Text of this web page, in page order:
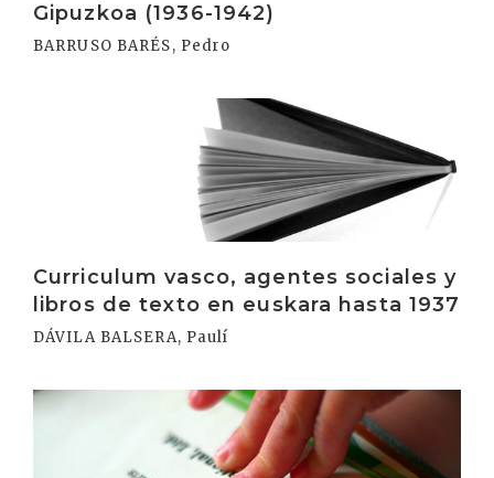
Gipuzkoa (1936-1942)
BARRUSO BARÉS, Pedro
Curriculum vasco, agentes sociales y
libros de texto en euskara hasta 1937
DÁVILA BALSERA, Paulí
Irakurri